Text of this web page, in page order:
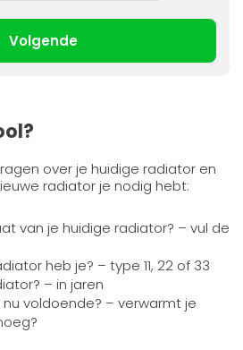
Volgende
over je huidige radiator en
radiator je nodig hebt:
van je huidige radiator? – vul de
heb je? – type 11, 22 of 33
– in jaren
voldoende? – verwarmt je